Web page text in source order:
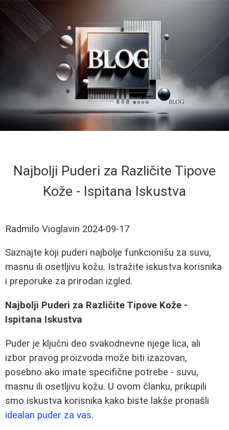
Najbolji Puderi za Različite Tipove
Kože - Ispitana Iskustva
Radmilo Vioglavin 2024-09-17
Saznajte koji puderi najbolje funkcionišu za suvu,
masnu ili osetljivu kožu. Istražite iskustva korisnika
i preporuke za prirodan izgled.
Najbolji Puderi za Različite Tipove Kože -
Ispitana Iskustva
Puder je ključni deo svakodnevne njege lica, ali
izbor pravog proizvoda može biti izazovan,
posebno ako imate specifične potrebe - suvu,
masnu ili osetljivu kožu. U ovom članku, prikupili
smo iskustva korisnika kako biste lakše pronašli
idealan puder za vas.